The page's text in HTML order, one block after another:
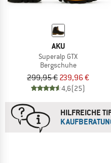
AKU
Superalp GTX
Bergschuhe
299,95 € 239,96 €
4,6(25)
HILFREICHE